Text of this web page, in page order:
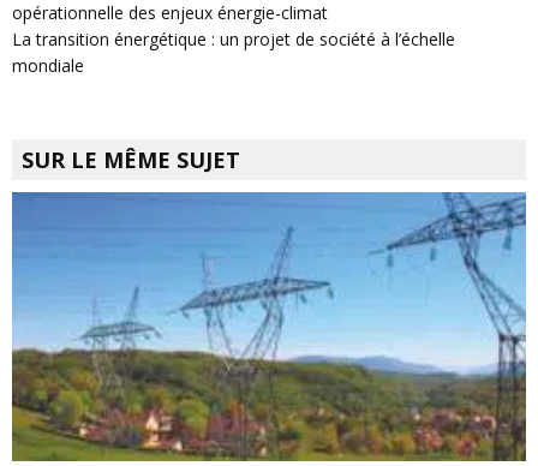
opérationnelle des enjeux énergie-climat
La transition énergétique : un projet de société à l’échelle
mondiale
SUR LE MÊME SUJET